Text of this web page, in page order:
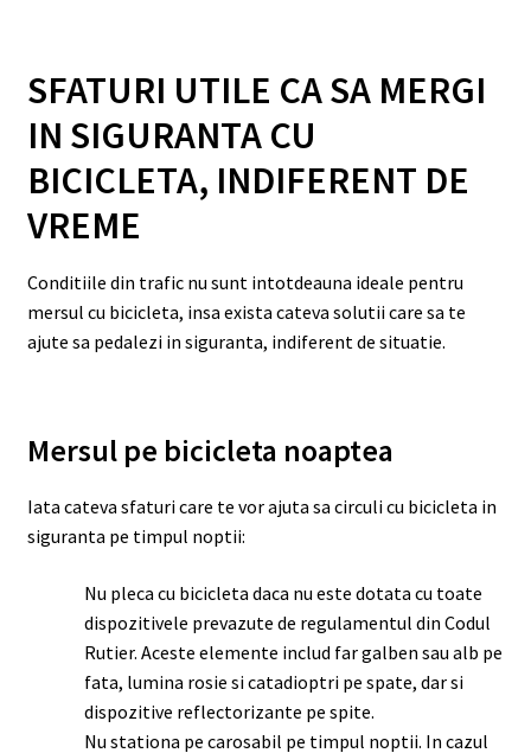
SFATURI UTILE CA SA MERGI
IN SIGURANTA CU
BICICLETA, INDIFERENT DE
VREME
Conditiile din trafic nu sunt intotdeauna ideale pentru
mersul cu bicicleta, insa exista cateva solutii care sa te
ajute sa pedalezi in siguranta, indiferent de situatie.
Mersul pe bicicleta noaptea
Iata cateva sfaturi care te vor ajuta sa circuli cu bicicleta in
siguranta pe timpul noptii:
Nu pleca cu bicicleta daca nu este dotata cu toate
dispozitivele prevazute de regulamentul din Codul
Rutier. Aceste elemente includ far galben sau alb pe
fata, lumina rosie si catadioptri pe spate, dar si
dispozitive reflectorizante pe spite.
Nu stationa pe carosabil pe timpul noptii. In cazul